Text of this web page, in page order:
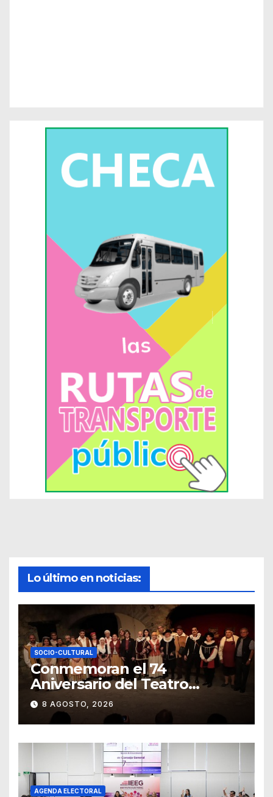
Lo último en noticias:
SOCIO-CULTURAL
Conmemoran el 74
Aniversario del Teatro
Universitario con una
representación del
“Retablillo jovial”
8 AGOSTO, 2026
AGENDA ELECTORAL